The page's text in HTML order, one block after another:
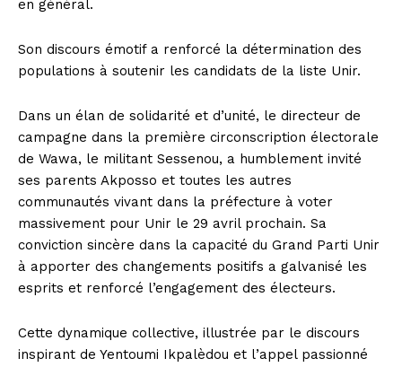
en général.
Son discours émotif a renforcé la détermination des
populations à soutenir les candidats de la liste Unir.
Dans un élan de solidarité et d’unité, le directeur de
campagne dans la première circonscription électorale
de Wawa, le militant Sessenou, a humblement invité
ses parents Akposso et toutes les autres
communautés vivant dans la préfecture à voter
massivement pour Unir le 29 avril prochain. Sa
conviction sincère dans la capacité du Grand Parti Unir
à apporter des changements positifs a galvanisé les
esprits et renforcé l’engagement des électeurs.
Cette dynamique collective, illustrée par le discours
inspirant de Yentoumi Ikpalèdou et l’appel passionné